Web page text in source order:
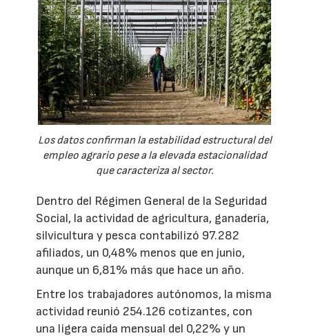
Los datos confirman la estabilidad estructural del
empleo agrario pese a la elevada estacionalidad
que caracteriza al sector.
Dentro del Régimen General de la Seguridad
Social, la actividad de agricultura, ganadería,
silvicultura y pesca contabilizó 97.282
afiliados, un 0,48% menos que en junio,
aunque un 6,81% más que hace un año.
Entre los trabajadores autónomos, la misma
actividad reunió 254.126 cotizantes, con
una ligera caída mensual del 0,22% y un